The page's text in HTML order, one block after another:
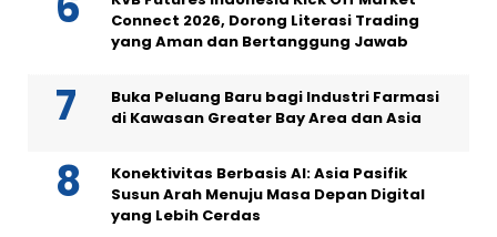
Connect 2026, Dorong Literasi Trading
yang Aman dan Bertanggung Jawab
Buka Peluang Baru bagi Industri Farmasi
di Kawasan Greater Bay Area dan Asia
Konektivitas Berbasis AI: Asia Pasifik
Susun Arah Menuju Masa Depan Digital
yang Lebih Cerdas